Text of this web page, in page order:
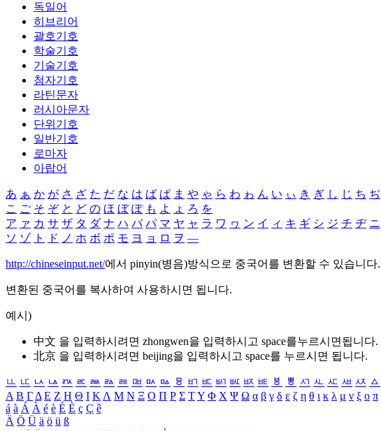
독일어
히브리어
괄호기호
학술기호
기술기호
첨자기호
라틴문자
러시아문자
단위기호
일반기호
로마자
아랍어
あ ぁ か が さ ざ た だ な は ば ぱ ま や ゃ ら わ ゎ ん い ぃ き ぎ し じ ち ぢ
こ ご そ ぞ と ど の ほ ぼ ぽ も よ ょ ろ を
ア ァ カ サ ザ タ ダ ナ ハ バ パ マ ヤ ャ ラ ワ ヮ ン イ ィ キ ギ シ ジ チ ヂ ニ
ソ ゾ ト ド ノ ホ ボ ポ モ ヨ ョ ロ ヲ ―
http://chineseinput.net/에서 pinyin(병음)방식으로 중국어를 변환할 수 있습니다.
변환된 중국어를 복사하여 사용하시면 됩니다.
예시)
中文 을 입력하시려면 zhongwen을 입력하시고 space를누르시면됩니다.
北京 을 입력하시려면 beijing을 입력하시고 space를 누르시면 됩니다.
ㅥ ㅦ ㅧ ㅨ ㅩ ㅪ ㅫ ㅬ ㅭ ㅮ ㅯ ㅰ ㅱ ㅲ ㅳ ㅴ ㅵ ㅶ ㅷ ㅸ ㅹ ㅺ ㅻ ㅼ ㅽ ㅾ ㅿ
Α Β ΓΔ Ε Ζ Η Θ Ι ΚΛ Μ Ν Ξ Ο Π Ρ Σ ΤΥ Φ Χ Ψ Ω α β γ δ ε ζ η θ ι κ λ μ ν ξ ο π
á à Á À é è É È ç Ç ê
Ä Ö Ü ä ö ü ß